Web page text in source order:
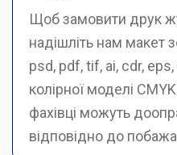
Щоб замовити друк
надішліть нам макет
psd, pdf, tif, ai, cdr,
колірної моделі
фахівці можуть
відповідно до